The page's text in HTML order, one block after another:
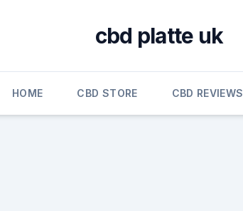
cbd platte uk
HOME CBD STORE CBD REVIEWS